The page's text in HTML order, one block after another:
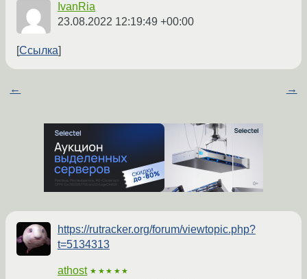
IvanRia
23.08.2022 12:19:49 +00:00
Ссылка
← →
https://rutracker.org/forum/viewtopic.php?
t=5134313
athost ★★★★★